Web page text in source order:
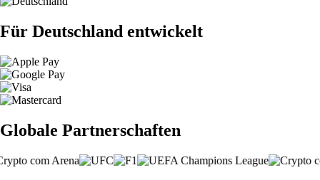
Für Deutschland entwickelt
Globale Partnerschaften